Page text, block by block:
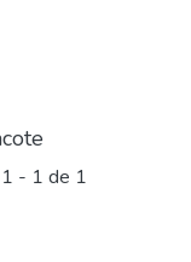
1 - 1 de 1